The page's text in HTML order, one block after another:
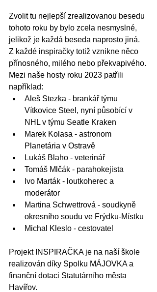
Zvolit tu nejlepší zrealizovanou besedu
tohoto roku by bylo zcela nesmyslné,
jelikož je každá beseda naprosto jiná.
Z každé inspiračky totiž vznikne něco
přínosného, milého nebo překvapivého.
Mezi naše hosty roku 2023 patřili
například:
Aleš Stezka - brankář týmu
Vítkovice Steel, nyní působící v
NHL v týmu Seatle Kraken
Marek Kolasa - astronom
Planetária v Ostravě
Lukáš Blaho - veterinář
Tomáš Mlčák - parahokejista
Ivo Marták - loutkoherec a
moderátor
Martina Schwettrová - soudkyně
okresního soudu ve Frýdku-Místku
Michal Kleslo - cestovatel
Projekt INSPIRAČKA je na naší škole
realizován díky Spolku MÁJOVKA a
finanční dotaci Statutárního města
Havířov.